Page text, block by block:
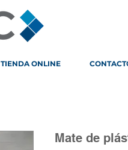
TIENDA ONLINE
Mate de